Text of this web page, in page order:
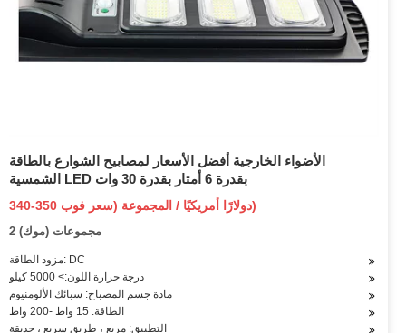
الأضواء الخارجية أفضل الأسعار لمصابيح الشوارع بالطاقة
الشمسية LED بقدرة 6 أمتار بقدرة 30 وات
340-350 دولارًا أمريكيًا / المجموعة (سعر فوب)
2 مجموعات (موك)
مزود الطاقة: DC
درجة حرارة اللون:> 5000 كيلو
مادة جسم المصباح: سبائك الألومنيوم
الطاقة: 15 واط -200 واط
التطبيق: مربع ، طريق سريع ، حديقة